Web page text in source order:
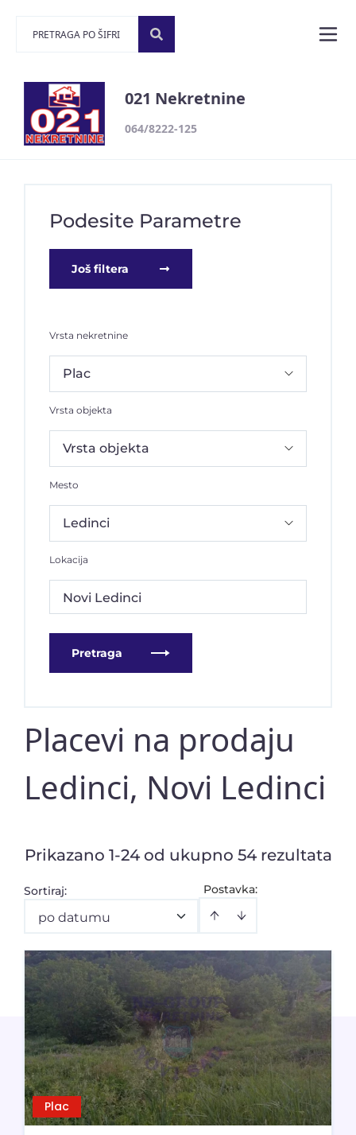
021 Nekretnine
064/8222-125
Podesite Parametre
Još filtera
Vrsta nekretnine
Vrsta objekta
Mesto
Lokacija
Novi Ledinci
Pretraga
Placevi na prodaju
Ledinci, Novi Ledinci
Prikazano 1-24 od ukupno 54 rezultata
Postavka:
Sortiraj:
po datumu
Plac